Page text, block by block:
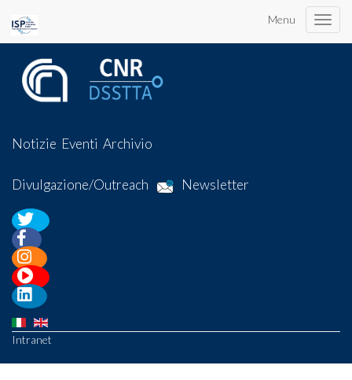
Menu
Toggle
Notizie Eventi Archivio
Divulgazione/Outreach Newsletter
Intranet